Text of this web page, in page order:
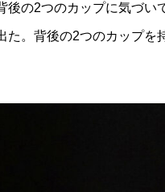
後の2つのカップに気づい
た。背後の2つのカップを